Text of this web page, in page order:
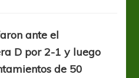
Victoriano
ante el
D por 2-1 y luego
de 50